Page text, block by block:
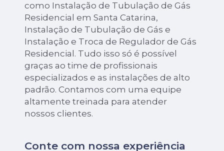
como Instalação de Tubulação de Gás
Residencial em Santa Catarina,
Instalação de Tubulação de Gás e
Instalação e Troca de Regulador de Gás
Residencial. Tudo isso só é possível
graças ao time de profissionais
especializados e as instalações de alto
padrão. Contamos com uma equipe
altamente treinada para atender
nossos clientes.
Conte com nossa experiência